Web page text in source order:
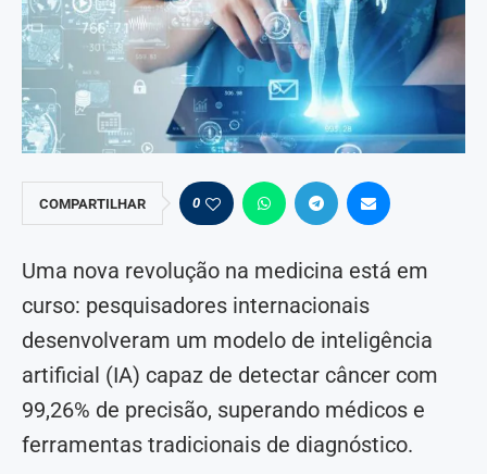
COMPARTILHAR 0
Uma nova revolução na medicina está em
curso: pesquisadores internacionais
desenvolveram um modelo de inteligência
artificial (IA) capaz de detectar câncer com
99,26% de precisão, superando médicos e
ferramentas tradicionais de diagnóstico.